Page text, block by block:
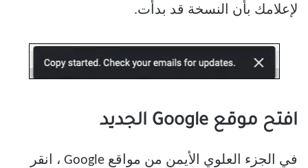
لإعلامك بأن النسخة قد بدأت.
افتح موقع Google الجديد
في الجزء العلوي الأيمن من مواقع Google ، انقر